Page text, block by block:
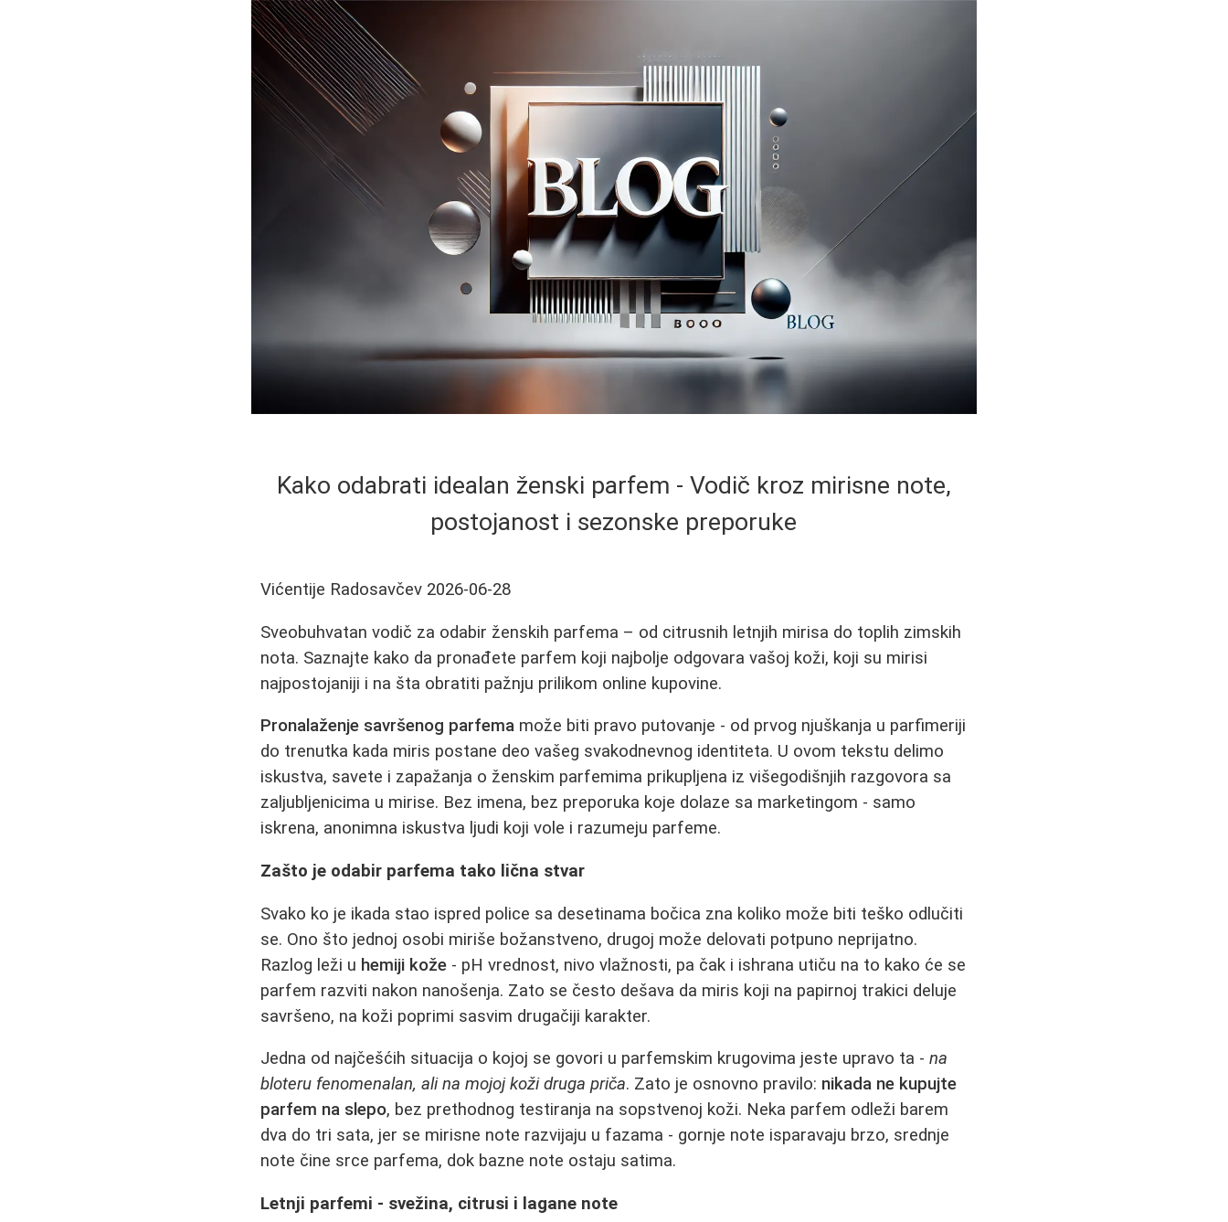
Kako odabrati idealan ženski parfem - Vodič kroz mirisne note,
postojanost i sezonske preporuke
Vićentije Radosavčev 2026-06-28
Sveobuhvatan vodič za odabir ženskih parfema – od citrusnih letnjih mirisa do toplih zimskih
nota. Saznajte kako da pronađete parfem koji najbolje odgovara vašoj koži, koji su mirisi
najpostojaniji i na šta obratiti pažnju prilikom online kupovine.
Pronalaženje savršenog parfema može biti pravo putovanje - od prvog njuškanja u parfimeriji
do trenutka kada miris postane deo vašeg svakodnevnog identiteta. U ovom tekstu delimo
iskustva, savete i zapažanja o ženskim parfemima prikupljena iz višegodišnjih razgovora sa
zaljubljenicima u mirise. Bez imena, bez preporuka koje dolaze sa marketingom - samo
iskrena, anonimna iskustva ljudi koji vole i razumeju parfeme.
Zašto je odabir parfema tako lična stvar
Svako ko je ikada stao ispred police sa desetinama bočica zna koliko može biti teško odlučiti
se. Ono što jednoj osobi miriše božanstveno, drugoj može delovati potpuno neprijatno.
Razlog leži u hemiji kože - pH vrednost, nivo vlažnosti, pa čak i ishrana utiču na to kako će se
parfem razviti nakon nanošenja. Zato se često dešava da miris koji na papirnoj trakici deluje
savršeno, na koži poprimi sasvim drugačiji karakter.
Jedna od najčešćih situacija o kojoj se govori u parfemskim krugovima jeste upravo ta -na
bloteru fenomenalan, ali na mojoj koži druga priča. Zato je osnovno pravilo: nikada ne kupujte
parfem na slepo, bez prethodnog testiranja na sopstvenoj koži. Neka parfem odleži barem
dva do tri sata, jer se mirisne note razvijaju u fazama - gornje note isparavaju brzo, srednje
note čine srce parfema, dok bazne note ostaju satima.
Letnji parfemi - svežina, citrusi i lagane note